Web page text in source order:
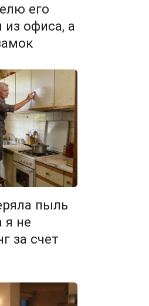
его
из офиса, а
пыль
я не
за счет